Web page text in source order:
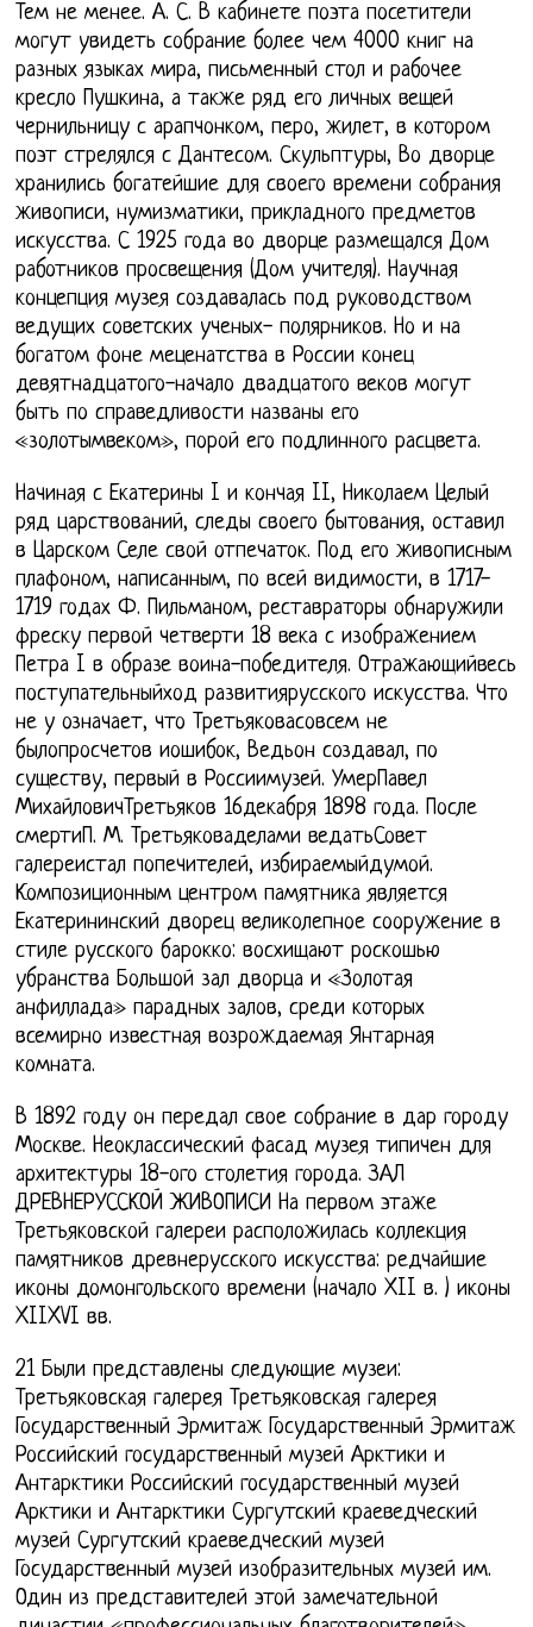
Тем не менее. А. С. В кабинете поэта посетители
могут увидеть собрание более чем 4000 книг на
разных языках мира, письменный стол и рабочее
кресло Пушкина, а также ряд его личных вещей
чернильницу с арапчонком, перо, жилет, в котором
поэт стрелялся с Дантесом. Скульптуры, Во дворце
хранились богатейшие для своего времени собрания
живописи, нумизматики, прикладного предметов
искусства. С 1925 года во дворце размещался Дом
работников просвещения (Дом учителя). Научная
концепция музея создавалась под руководством
ведущих советских ученых- полярников. Но и на
богатом фоне меценатства в России конец
девятнадцатого-начало двадцатого веков могут
быть по справедливости названы его
«золотымвеком», порой его подлинного расцвета.
Начиная с Екатерины I и кончая II, Николаем Целый
ряд царствований, следы своего бытования, оставил
в Царском Селе свой отпечаток. Под его живописным
плафоном, написанным, по всей видимости, в 1717-
1719 годах Ф. Пильманом, реставраторы обнаружили
фреску первой четверти 18 века с изображением
Петра I в образе воина-победителя. Отражающийвесь
поступательныйход развитиярусского искусства. Что
не у означает, что Третьяковасовсем не
былопросчетов иошибок, Ведьон создавал, по
существу, первый в Россиимузей. УмерПавел
МихайловичТретьяков 16декабря 1898 года. После
смертиП. М. Третьяковаделами ведатьСовет
галереистал попечителей, избираемыйдумой.
Композиционным центром памятника является
Екатерининский дворец великолепное сооружение в
стиле русского барокко: восхищают роскошью
убранства Большой зал дворца и «Золотая
анфиллада» парадных залов, среди которых
всемирно известная возрождаемая Янтарная
комната.
В 1892 году он передал свое собрание в дар городу
Москве. Неоклассический фасад музея типичен для
архитектуры 18-ого столетия города. ЗАЛ
ДРЕВНЕРУССКОЙ ЖИВОПИСИ На первом этаже
Третьяковской галереи расположилась коллекция
памятников древнерусского искусства: редчайшие
иконы домонгольского времени (начало XII в. ) иконы
XIIXVI вв.
21 Были представлены следующие музеи:
Третьяковская галерея Третьяковская галерея
Государственный Эрмитаж Государственный Эрмитаж
Российский государственный музей Арктики и
Антарктики Российский государственный музей
Арктики и Антарктики Сургутский краеведческий
музей Сургутский краеведческий музей
Государственный музей изобразительных музей им.
Один из представителей этой замечательной